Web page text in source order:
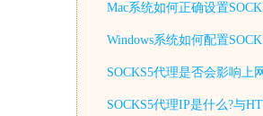
Mac系统如何正确设置
Windows系统如何配置
SOCKS5代理是否会影响上
SOCKS5代理IP是什么?与